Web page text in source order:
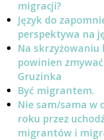
migracji?
Język do
perspektywa na
Na
powinien
Gruzinka
Być migrantem.
Nie sam/sama w
roku przez
migrantów i